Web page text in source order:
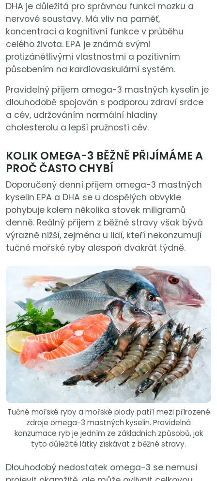
DHA je důležitá pro správnou funkci mozku a
nervové soustavy. Má vliv na paměť,
koncentraci a kognitivní funkce v průběhu
celého života. EPA je známá svými
protizánětlivými vlastnostmi a pozitivním
působením na kardiovaskulární systém.
Pravidelný příjem omega-3 mastných kyselin je
dlouhodobě spojován s podporou zdraví srdce
a cév, udržováním normální hladiny
cholesterolu a lepší pružností cév.
KOLIK OMEGA-3 BĚŽNĚ PŘIJÍMÁME A
PROČ ČASTO CHYBÍ
Doporučený denní příjem omega-3 mastných
kyselin EPA a DHA se u dospělých obvykle
pohybuje kolem několika stovek miligramů
denně. Reálný příjem z běžné stravy však bývá
výrazně nižší, zejména u lidí, kteří nekonzumují
tučné mořské ryby alespoň dvakrát týdně.
Tučné mořské ryby a mořské plody patří mezi přirozené
zdroje omega-3 mastných kyselin. Pravidelná
konzumace ryb je jedním ze základních způsobů, jak
tyto důležité látky získávat z běžné stravy.
Dlouhodobý nedostatek omega-3 se nemusí